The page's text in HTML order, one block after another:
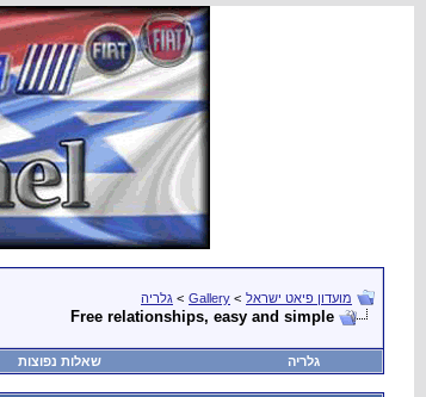
מועדון פיאט ישראל >
Gallery
> גלריה
Free relationships, easy and simple
גלריה שאלות נפוצות